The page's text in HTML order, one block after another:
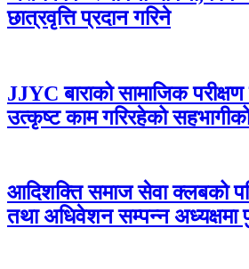
छात्रवृत्ति प्रदान गरिने
JJYC बाराको सामाजिक
उत्कृष्ट काम गरिरहेको
आदिशक्ति समाज सेवा क्लबको
तथा अधिवेशन सम्पन्न अध्यक्षमा